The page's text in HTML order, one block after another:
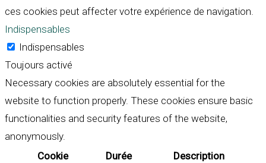
ces cookies peut affecter votre expérience de navigation.
Indispensables
Indispensables
Toujours activé
Necessary cookies are absolutely essential for the
website to function properly. These cookies ensure basic
functionalities and security features of the website,
anonymously.
Cookie
Durée Description